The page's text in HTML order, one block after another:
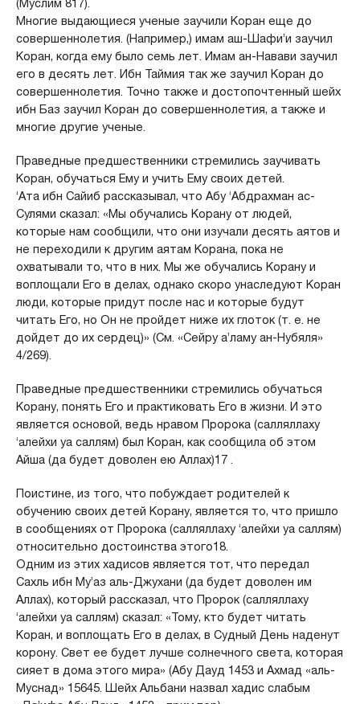
(Муслим 817).
Многие выдающиеся ученые заучили Коран еще до
совершеннолетия. (Например,) имам аш-Шафи’и заучил
Коран, когда ему было семь лет. Имам ан-Навави заучил
его в десять лет. Ибн Таймия так же заучил Коран до
совершеннолетия. Точно также и достопочтенный шейх
ибн Баз заучил Коран до совершеннолетия, а также и
многие другие ученые.
Праведные предшественники стремились заучивать
Коран, обучаться Ему и учить Ему своих детей.
‘Ата ибн Сайиб рассказывал, что Абу ‘Абдрахман ас-
Сулями сказал: «Мы обучались Корану от людей,
которые нам сообщили, что они изучали десять аятов и
не переходили к другим аятам Корана, пока не
охватывали то, что в них. Мы же обучались Корану и
воплощали Его в делах, однако скоро унаследуют Коран
люди, которые придут после нас и которые будут
читать Его, но Он не пройдет ниже их глоток (т. е. не
дойдет до их сердец)» (См. «Сейру а’ламу ан-Нубяля»
4/269).
Праведные предшественники стремились обучаться
Корану, понять Его и практиковать Его в жизни. И это
является основой, ведь нравом Пророка (салляллаху
‘алейхи уа саллям) был Коран, как сообщила об этом
Айша (да будет доволен ею Аллах)17 .
Поистине, из того, что побуждает родителей к
обучению своих детей Корану, является то, что пришло
в сообщениях от Пророка (салляллаху ‘алейхи уа саллям)
относительно достоинства этого18.
Одним из этих хадисов является тот, что передал
Сахль ибн Му’аз аль-Джухани (да будет доволен им
Аллах), который рассказал, что Пророк (салляллаху
‘алейхи уа саллям) сказал: «Тому, кто будет читать
Коран, и воплощать Его в делах, в Судный День наденут
корону. Свет ее будет лучше солнечного света, которая
сияет в дома этого мира» (Абу Дауд 1453 и Ахмад «аль-
Муснад» 15645. Шейх Альбани назвал хадис слабым